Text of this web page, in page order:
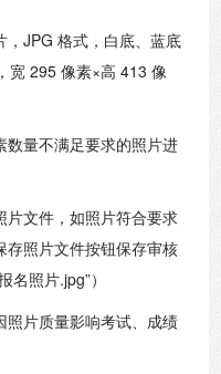
，JPG 格式，白底、蓝底
宽 295 像素×高 413 像
数量不满足要求的照片进
片文件，如照片符合要求
存照片文件按钮保存审核
照片.jpg”）
照片质量影响考试、成绩